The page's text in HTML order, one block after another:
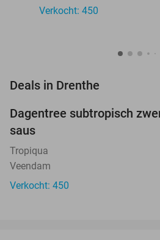
Verkocht: 450
Deals in Drenthe
Dagentree subtropisch
saus
Tropiqua
Veendam
Verkocht: 450